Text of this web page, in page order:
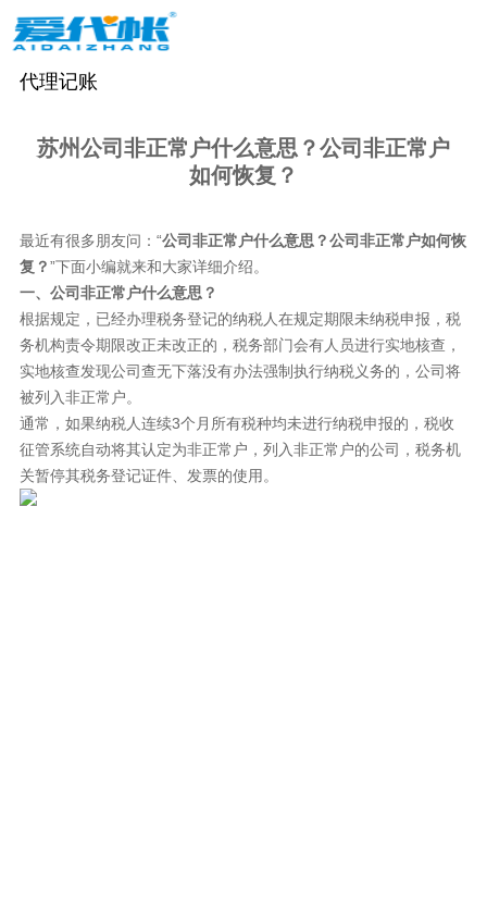
代理记账
苏州公司非正常户什么意思？公司非正常户
如何恢复？
最近有很多朋友问：“公司非正常户什么意思？公司非正常户如何恢
复？”下面小编就来和大家详细介绍。
一、公司非正常户什么意思？
根据规定，已经办理税务登记的纳税人在规定期限未纳税申报，税
务机构责令期限改正未改正的，税务部门会有人员进行实地核查，
实地核查发现公司查无下落没有办法强制执行纳税义务的，公司将
被列入非正常户。
通常，如果纳税人连续3个月所有税种均未进行纳税申报的，税收
征管系统自动将其认定为非正常户，列入非正常户的公司，税务机
关暂停其税务登记证件、发票的使用。